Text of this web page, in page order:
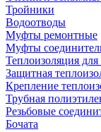
Тройники
Водоотводы
Муфты ремонтные
Муфты
Теплоизоляция для
Защитная
Крепление
Трубная
Резьбовые
Бочата